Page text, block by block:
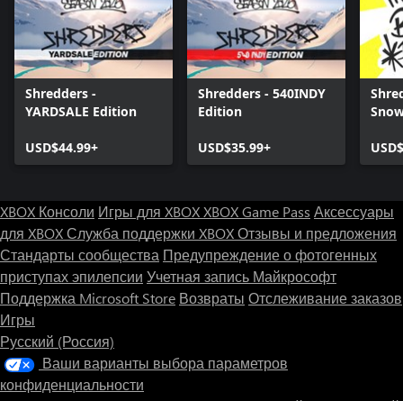
Shredders -
YARDSALE Edition
USD$44.99+
Shredders - 540INDY
Edition
USD$35.99+
XBOX Консоли Игры для XBOXXBOX Game Pass Аксессуары
для XBOXСлужба поддержки XBOXОтзывы и предложения
Стандарты сообщества Предупреждение о фотогенных
приступах эпилепсии Учетная запись Майкрософт
Поддержка Microsoft Store Возвраты Отслеживание заказов
Игры
Русский (Россия)
Ваши варианты выбора параметров
конфиденциальности